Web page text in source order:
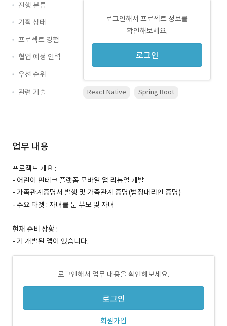
로그인해서 프로젝트 정보를
확인해보세요.
로그인
진행 분류
기획 상태
프로젝트 경험
협업 예정 인력
우선 순위
관련 기술
React Native Spring Boot
업무 내용
프로젝트 개요 :
- 어린이 핀테크 플랫폼 모바일 앱 리뉴얼 개발
- 가족관계증명서 발행 및 가족관계 증명(법정대리인 증명)
- 주요 타겟 : 자녀를 둔 부모 및 자녀
현재 준비 상황 :
- 기 개발된 앱이 있습니다.
로그인해서 업무 내용을 확인해보세요.
로그인
회원가입